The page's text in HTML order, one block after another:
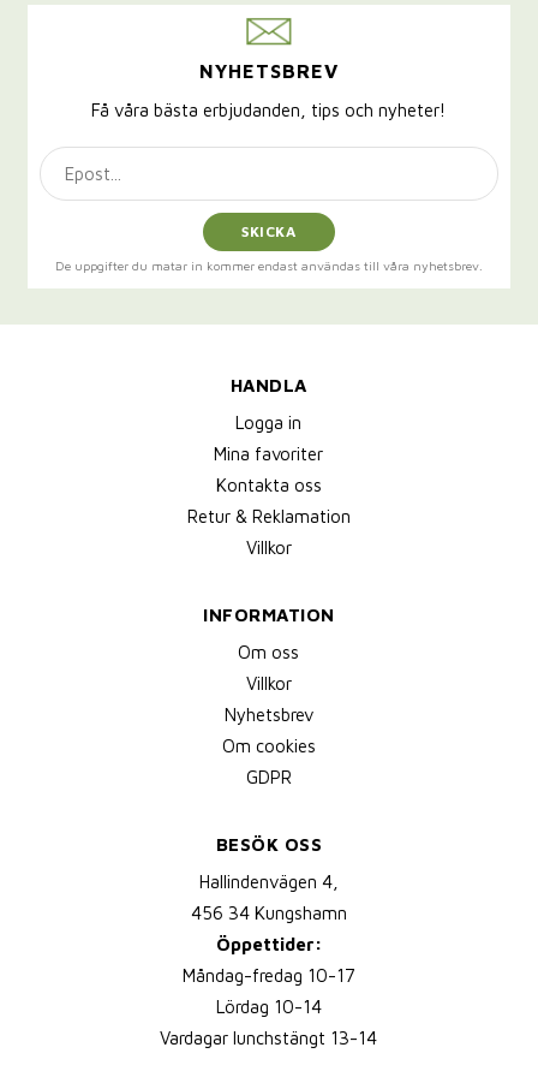
NYHETSBREV
Få våra bästa erbjudanden, tips och nyheter!
SKICKA
De uppgifter du matar in kommer endast användas till våra nyhetsbrev.
HANDLA
Logga in
Mina favoriter
Kontakta oss
Retur & Reklamation
Villkor
INFORMATION
Om oss
Villkor
Nyhetsbrev
Om cookies
GDPR
BESÖK OSS
Hallindenvägen 4,
456 34 Kungshamn
Öppettider:
Måndag-fredag 10-17
Lördag 10-14
Vardagar lunchstängt 13-14